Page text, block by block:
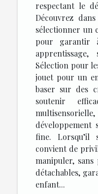
respectant le
Découvrez
sélectionner un
pour garantir
Sélection pour
jouet pour un
baser sur des
soutenir
fine. Lorsqu’il
convient de
manipuler, sans
détachables,
enfant...